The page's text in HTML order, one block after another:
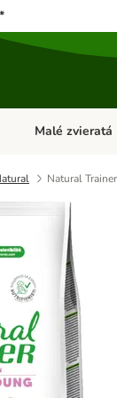
Otvoriť menu:
Malé zvieratá
Natural